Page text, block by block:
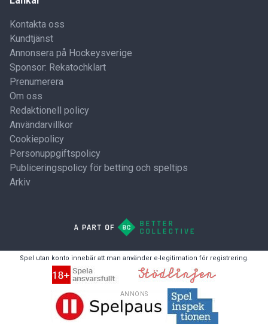
ANNONS
Kontakta oss
Kundtjänst
Annonsera på Hockeysverige
Sponsor: Rekatochklart
Prenumerera
Om oss
Redaktionell policy
Användarvillkor
Cookiepolicy
Personuppgiftspolicy
Publiceringspolicy för betting och speltips
Arkiv
Spel utan konto innebär att man använder e-legitimation för registrering.